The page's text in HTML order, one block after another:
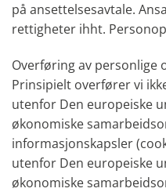
på ansettelsesavtale.
rettigheter ihht.
Overføring av personlige
Prinsipielt overfører vi
utenfor Den europeiske
økonomiske
informasjonskapsler
utenfor Den europeiske
økonomiske